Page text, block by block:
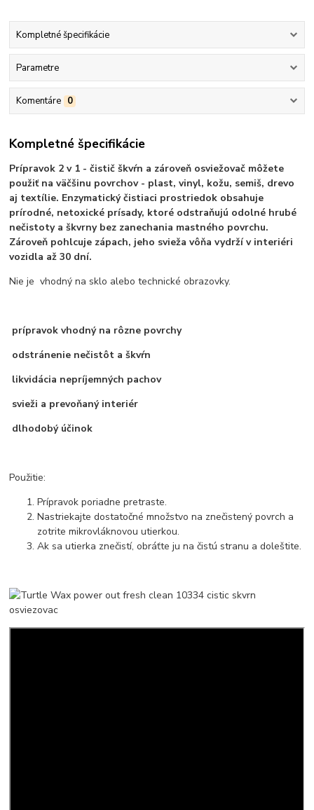
Kompletné špecifikácie
Parametre
Komentáre 0
Kompletné špecifikácie
Prípravok 2 v 1 - čistič škvŕn a zároveň osviežovač môžete
použiť na väčšinu povrchov - plast, vinyl, kožu, semiš, drevo
aj textílie. Enzymatický čistiaci prostriedok obsahuje
prírodné, netoxické prísady, ktoré odstraňujú odolné hrubé
nečistoty a škvrny bez zanechania mastného povrchu.
Zároveň pohlcuje zápach, jeho svieža vôňa vydrží v interiéri
vozidla až 30 dní.
Nie je vhodný na sklo alebo technické obrazovky.
prípravok vhodný na rôzne povrchy
odstránenie nečistôt a škvŕn
likvidácia nepríjemných pachov
svieži a prevoňaný interiér
dlhodobý účinok
Použitie:
Prípravok poriadne pretraste.
Nastriekajte dostatočné množstvo na znečistený povrch a
zotrite mikrovláknovou utierkou.
Ak sa utierka znečistí, obráťte ju na čistú stranu a doleštite.